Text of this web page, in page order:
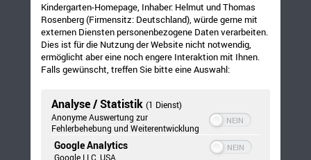
Kindergarten-Homepage, Inhaber: Helmut und Thomas
Rosenberg (Firmensitz: Deutschland), würde gerne mit
externen Diensten personenbezogene Daten verarbeiten.
Dies ist für die Nutzung der Website nicht notwendig,
ermöglicht aber eine noch engere Interaktion mit Ihnen.
Falls gewünscht, treffen Sie bitte eine Auswahl:
Analyse / Statistik (1 Dienst)
Anonyme Auswertung zur
Fehlerbehebung und Weiterentwicklung
Google Analytics
Google LLC, USA